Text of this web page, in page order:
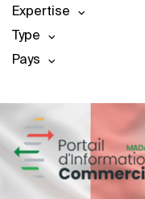
Expertise
Type
Pays